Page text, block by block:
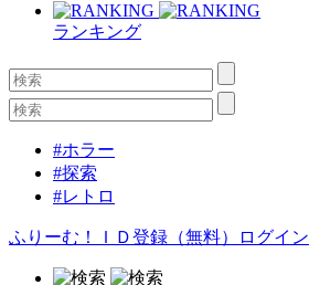
ランキング
#ホラー
#探索
#レトロ
ふりーむ！ＩＤ登録（無料） ログイン